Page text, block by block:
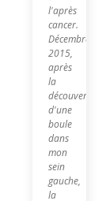
l'après
cancer.
Décembre
2015,
après
la
découverte
d'une
boule
dans
mon
sein
gauche,
la